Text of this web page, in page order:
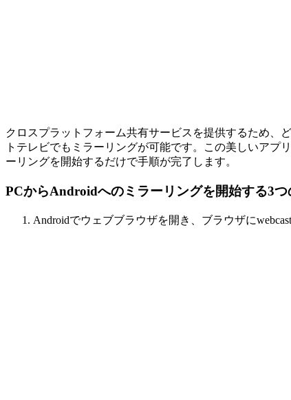
クロスプラットフォーム共有サービスを提供するため、
トテレビでもミラーリングが可能です。この美しいア
ーリングを開始するだけで手順が完了します。
PCからAndroidへのミラーリングを開始する3
Androidでウェブブラウザを開き、ブラウザに